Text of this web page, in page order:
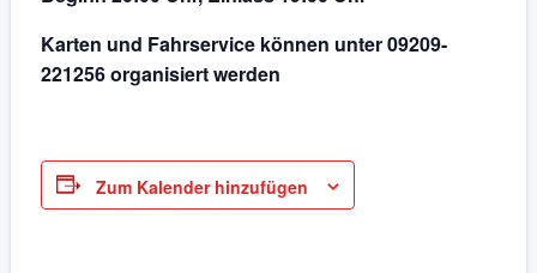
Karten und Fahrservice können unter 09209-
221256 organisiert werden
Zum Kalender hinzufügen